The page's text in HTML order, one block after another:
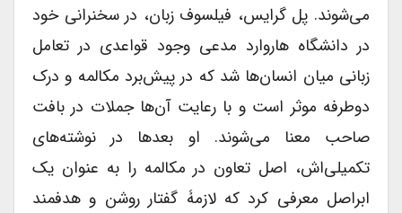
می‌شوند. پل گرایس، فیلسوف زبان، در سخنرانی‌ خود
در دانشگاه هاروارد مدعی وجود قواعدی در تعامل
زبانی میان انسان‌ها شد که در پیش‌برد مکالمه و درک
دوطرفه موثر است و با رعایت آن‌ها جملات در بافت
صاحب معنا می‌شوند. او بعدها در نوشته‌های
تکمیلی‌اش، اصل تعاون در مکالمه را به عنوان یک
ابراصل معرفی کرد که لازمۀ گفتار روشن و هدفمند